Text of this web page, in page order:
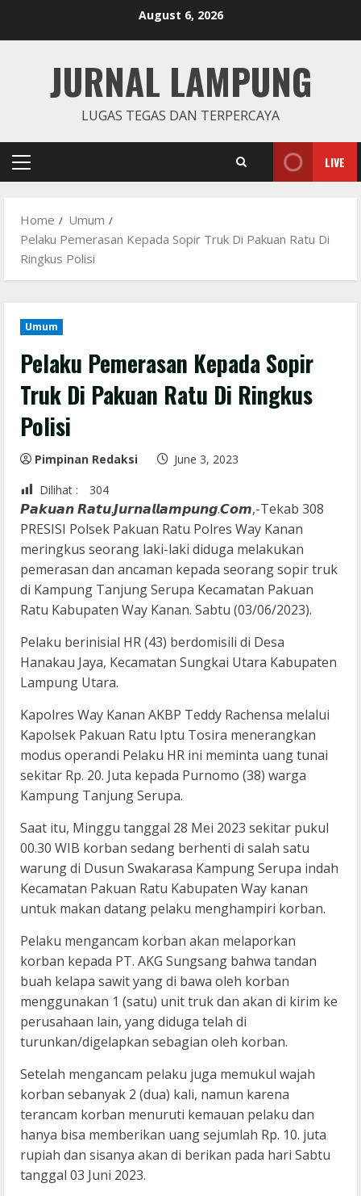
August 6, 2026
JURNAL LAMPUNG
LUGAS TEGAS DAN TERPERCAYA
Primary
LIVE
Home
Umum
Pelaku Pemerasan Kepada Sopir Truk Di Pakuan Ratu Di
Ringkus Polisi
Umum
Pelaku Pemerasan Kepada Sopir
Truk Di Pakuan Ratu Di Ringkus
Polisi
Pimpinan Redaksi
June 3, 2023
Dilihat :
304
𝙋𝙖𝙠𝙪𝙖𝙣 𝙍𝙖𝙩𝙪.𝙅𝙪𝙧𝙣𝙖𝙡𝙡𝙖𝙢𝙥𝙪𝙣𝙜.𝘾𝙤𝙢,-Tekab 308
PRESISI Polsek Pakuan Ratu Polres Way Kanan
meringkus seorang laki-laki diduga melakukan
pemerasan dan ancaman kepada seorang sopir truk
di Kampung Tanjung Serupa Kecamatan Pakuan
Ratu Kabupaten Way Kanan. Sabtu (03/06/2023).
Pelaku berinisial HR (43) berdomisili di Desa
Hanakau Jaya, Kecamatan Sungkai Utara Kabupaten
Lampung Utara.
Kapolres Way Kanan AKBP Teddy Rachensa melalui
Kapolsek Pakuan Ratu Iptu Tosira menerangkan
modus operandi Pelaku HR ini meminta uang tunai
sekitar Rp. 20. Juta kepada Purnomo (38) warga
Kampung Tanjung Serupa.
Saat itu, Minggu tanggal 28 Mei 2023 sekitar pukul
00.30 WIB korban sedang berhenti di salah satu
warung di Dusun Swakarasa Kampung Serupa indah
Kecamatan Pakuan Ratu Kabupaten Way kanan
untuk makan datang pelaku menghampiri korban.
Pelaku mengancam korban akan melaporkan
korban kepada PT. AKG Sungsang bahwa tandan
buah kelapa sawit yang di bawa oleh korban
menggunakan 1 (satu) unit truk dan akan di kirim ke
perusahaan lain, yang diduga telah di
turunkan/digelapkan sebagian oleh korban.
Setelah mengancam pelaku juga memukul wajah
korban sebanyak 2 (dua) kali, namun karena
terancam korban menuruti kemauan pelaku dan
hanya bisa memberikan uang sejumlah Rp. 10. juta
rupiah dan sisanya akan di berikan pada hari Sabtu
tanggal 03 Juni 2023.